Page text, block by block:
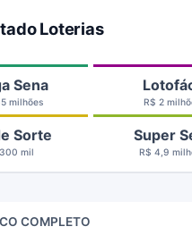
Loterias
Sena
milhões R$ 2
Sorte
mil
Super
R$ 4,9
COMPLETO